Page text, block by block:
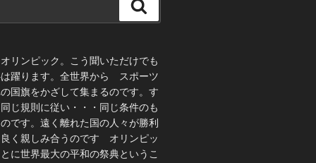
索
リンピック。こう聞いただけでも
躍ります。全世界から スポーツ
国旗をかざして集まるのです。す
じ規則に従い・・・同じ条件のも
です。遠く離れた国の人々が勝利
く親しみ合うのです オリンピッ
に世界最大の平和の祭典というこ